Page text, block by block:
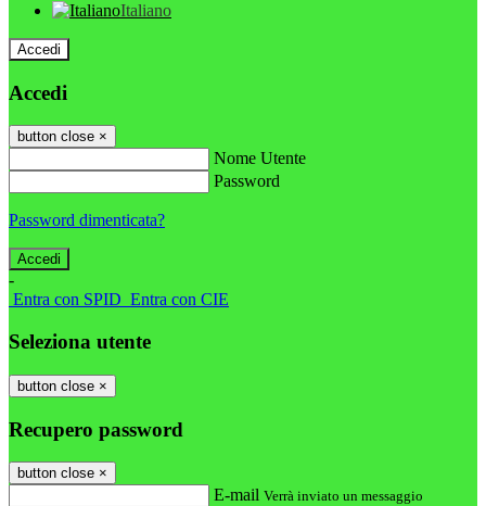
Italiano
Accedi
Accedi
button close ×
Nome Utente
Password
Password dimenticata?
-
Entra con SPID Entra con CIE
Seleziona utente
button close ×
Recupero password
button close ×
E-mail Verrà inviato un messaggio